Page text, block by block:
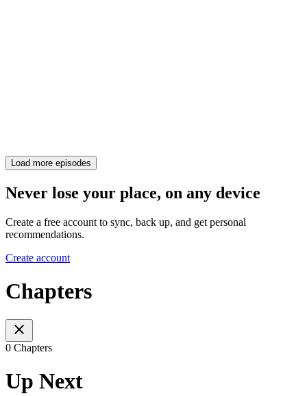
Load more episodes
Never lose your place, on any device
Create a free account to sync, back up, and get personal
recommendations.
Create account
Chapters
0 Chapters
Up Next